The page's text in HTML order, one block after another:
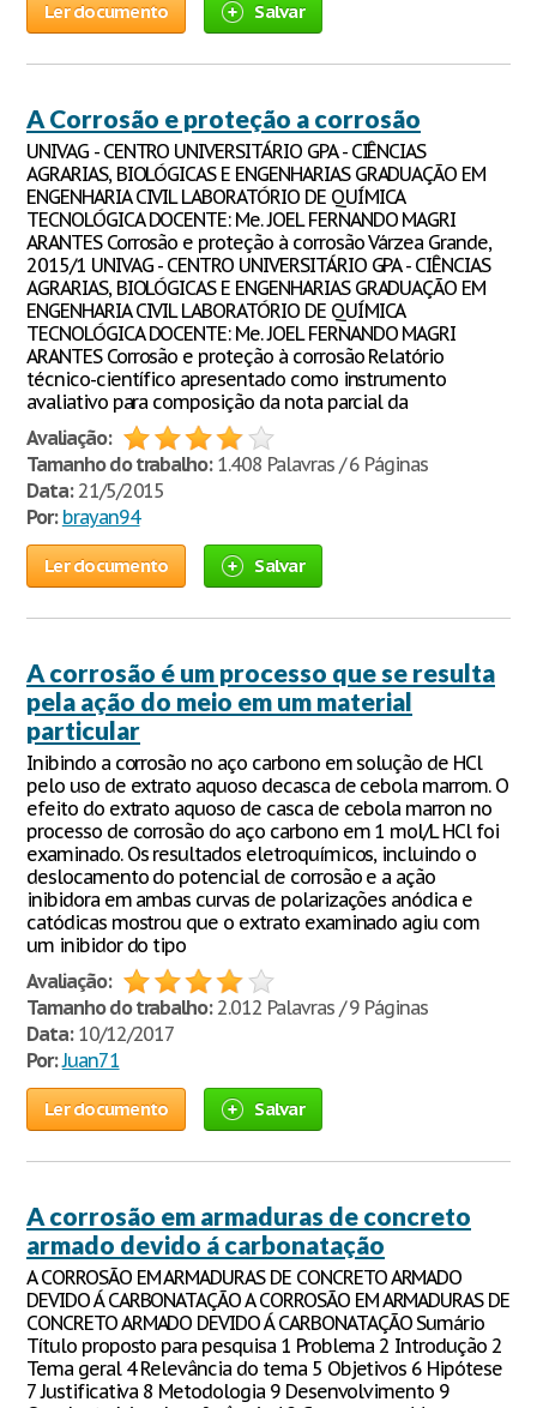
Ler documento Salvar
A Corrosão e proteção a corrosão
UNIVAG - CENTRO UNIVERSITÁRIO GPA - CIÊNCIAS
AGRARIAS, BIOLÓGICAS E ENGENHARIAS GRADUAÇÃO EM
ENGENHARIA CIVIL LABORATÓRIO DE QUÍMICA
TECNOLÓGICA DOCENTE: Me. JOEL FERNANDO MAGRI
ARANTES Corrosão e proteção à corrosão Várzea Grande,
2015/1 UNIVAG - CENTRO UNIVERSITÁRIO GPA - CIÊNCIAS
AGRARIAS, BIOLÓGICAS E ENGENHARIAS GRADUAÇÃO EM
ENGENHARIA CIVIL LABORATÓRIO DE QUÍMICA
TECNOLÓGICA DOCENTE: Me. JOEL FERNANDO MAGRI
ARANTES Corrosão e proteção à corrosão Relatório
técnico-científico apresentado como instrumento
avaliativo para composição da nota parcial da
Avaliação:
Tamanho do trabalho:1.408 Palavras / 6 Páginas
Data:21/5/2015
Por: brayan94
Ler documento Salvar
A corrosão é um processo que se resulta
pela ação do meio em um material
particular
Inibindo a corrosão no aço carbono em solução de HCl
pelo uso de extrato aquoso decasca de cebola marrom. O
efeito do extrato aquoso de casca de cebola marron no
processo de corrosão do aço carbono em 1 mol/L HCl foi
examinado. Os resultados eletroquímicos, incluindo o
deslocamento do potencial de corrosão e a ação
inibidora em ambas curvas de polarizações anódica e
catódicas mostrou que o extrato examinado agiu com
um inibidor do tipo
Avaliação:
Tamanho do trabalho:2.012 Palavras / 9 Páginas
Data:10/12/2017
Por:Juan71
Ler documento Salvar
A corrosão em armaduras de concreto
armado devido á carbonatação
A CORROSÃO EM ARMADURAS DE CONCRETO ARMADO
DEVIDO Á CARBONATAÇÃO A CORROSÃO EM ARMADURAS DE
CONCRETO ARMADO DEVIDO Á CARBONATAÇÃO Sumário
Título proposto para pesquisa 1 Problema 2 Introdução 2
Tema geral 4 Relevância do tema 5 Objetivos 6 Hipótese
7 Justificativa 8 Metodologia 9 Desenvolvimento 9